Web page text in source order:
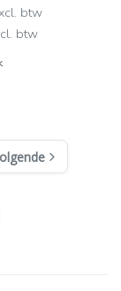
hippe snea ESD
Discharge)
btw
btw